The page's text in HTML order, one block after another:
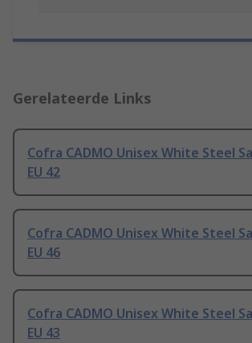
Gerelateerde Links
Cofra CADMO Unisex White Steel
EU 42
Cofra CADMO Unisex White Steel
EU 46
Cofra CADMO Unisex White Steel
EU 43